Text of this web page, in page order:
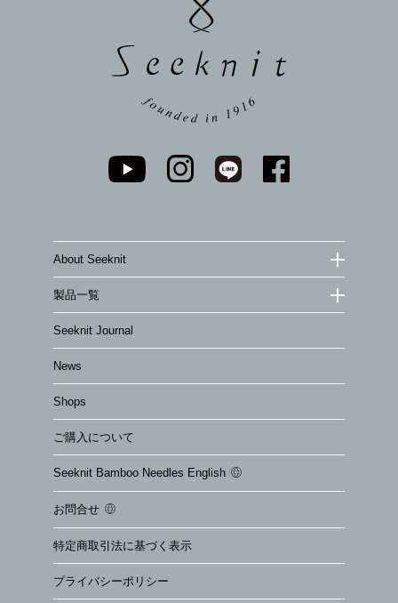
About Seeknit
製品一覧
Seeknit Journal
News
Shops
ご購入について
Seeknit Bamboo Needles English
お問合せ
特定商取引法に基づく表示
プライバシーポリシー